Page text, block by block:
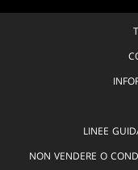
LINEE
NON VENDERE O